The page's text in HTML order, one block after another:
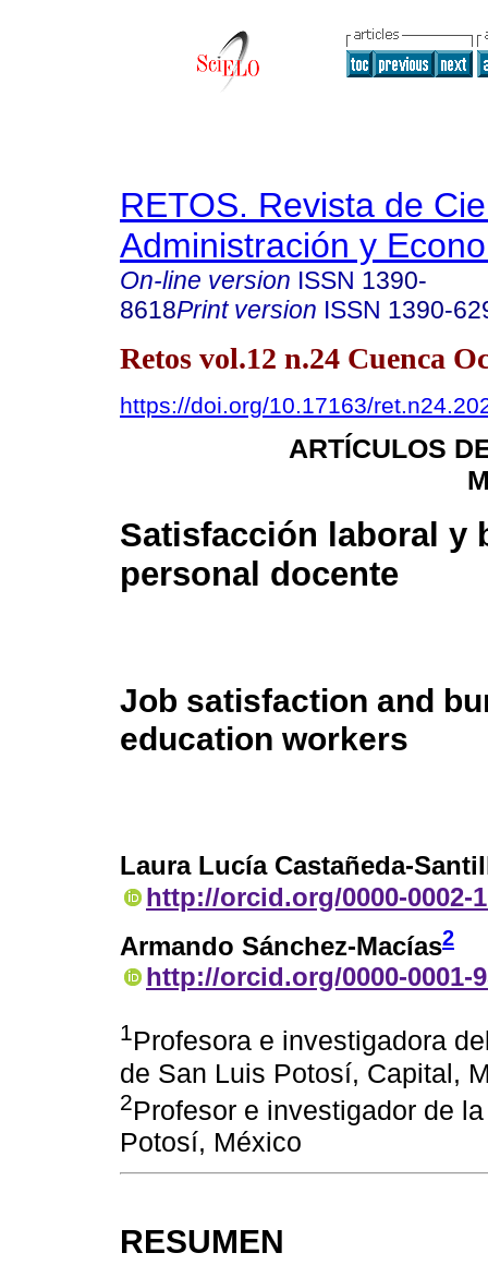
RETOS. Revista de
Administración y
On-line version ISSN 1390-
8618Print version ISSN 1390-
Retos vol.12 n.24 Cuenca
https://doi.org/10.17163/
ARTÍCULOS
Satisfacción laboral y
personal docente
Job satisfaction and
education workers
Laura Lucía Castañeda-
http://orcid.org/0000-0002-
Armando Sánchez-Macías2
http://orcid.org/0000-0001-
1Profesora e investigadora
de San Luis Potosí, Capital,
2Profesor e investigador de
Potosí, México
RESUMEN